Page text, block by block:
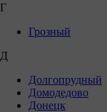
Г
Грозный
Д
Долгопрудный
Домодедово
Донецк